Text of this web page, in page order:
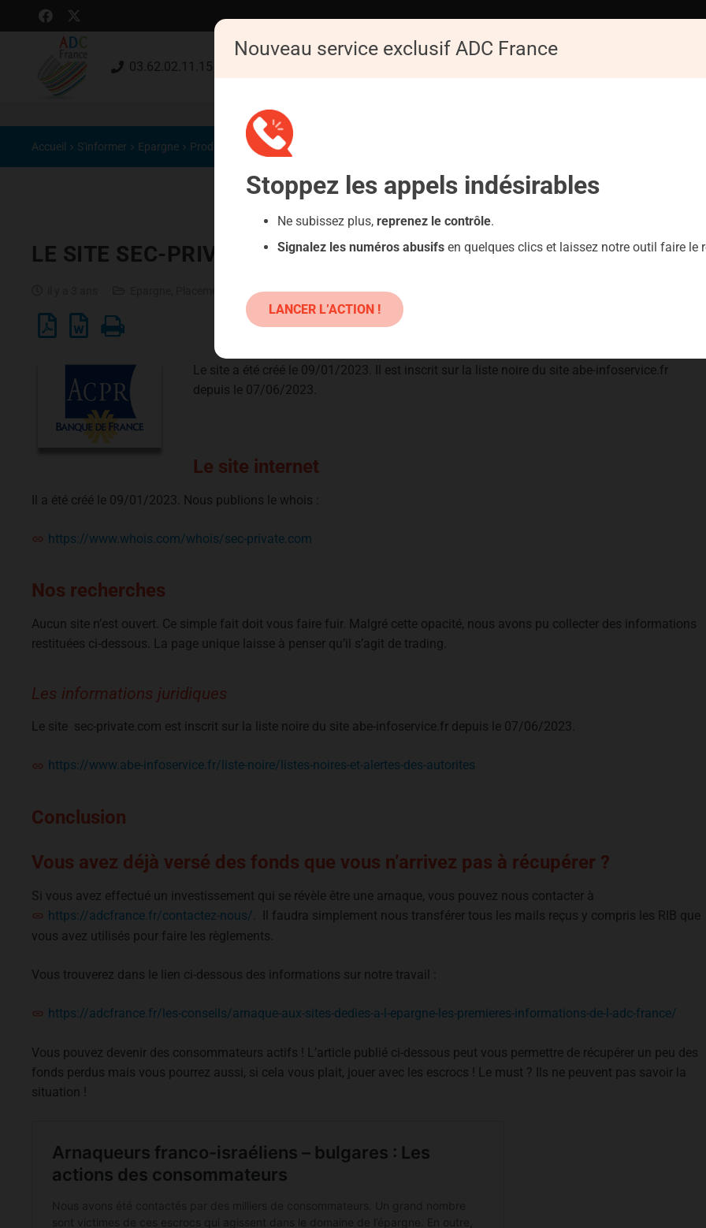
03.62.02.11.15 (gratuit)
Accueil S'informer Epargne Produits classiques : danger !
LE SITE SEC-PRIVATE.COM
Placements atypiques,Produits classiques : Danger !
Le site a été créé le 09/01/2023. Il est inscrit sur la liste noire du site abe-infoservice.fr
depuis le 07/06/2023.
Le site internet
Il a été créé le 09/01/2023. Nous publions le whois :
https://www.whois.com/whois/sec-private.com
Nos recherches
Aucun site n’est ouvert. Ce simple fait doit vous faire fuir. Malgré cette opacité, nous avons pu collecter des informations
restituées ci-dessous. La page unique laisse à penser qu’il s’agit de trading.
Les informations juridiques
Le site sec-private.com est inscrit sur la liste noire du site abe-infoservice.fr depuis le 07/06/2023.
https://www.abe-infoservice.fr/liste-noire/listes-noires-et-alertes-des-autorites
Conclusion
Vous avez déjà versé des fonds que vous n’arrivez pas à récupérer ?
Si vous avez effectué un investissement qui se révèle être une arnaque, vous pouvez nous contacter à
https://adcfrance.fr/contactez-nous/ . Il faudra simplement nous transférer tous les mails reçus y compris les RIB que
vous avez utilisés pour faire les règlements.
Vous trouverez dans le lien ci-dessous des informations sur notre travail :
https://adcfrance.fr/les-conseils/arnaque-aux-sites-dedies-a-l-epargne-les-premieres-informations-de-l-adc-france/
Vous pouvez devenir des consommateurs actifs ! L’article publié ci-dessous peut vous permettre de récupérer un peu des
fonds perdus mais vous pourrez aussi, si cela vous plait, jouer avec les escrocs ! Le must ? Ils ne peuvent pas savoir la
situation !
Nouveau service exclusif ADC France
Stoppez les appels indésirables
Ne subissez plus, reprenez le contrôle.
Signalez les numéros abusifs en quelques clics et laissez notre outil faire le
LANCER L’ACTION !